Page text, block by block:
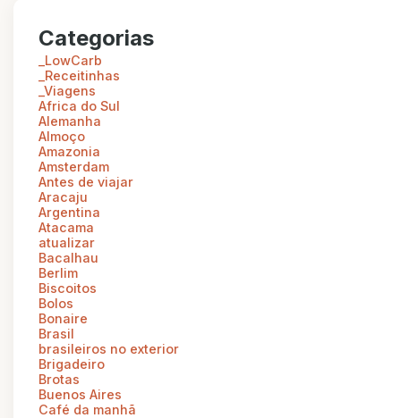
Categorias
_LowCarb
_Receitinhas
_Viagens
Africa do Sul
Alemanha
Almoço
Amazonia
Amsterdam
Antes de viajar
Aracaju
Argentina
Atacama
atualizar
Bacalhau
Berlim
Biscoitos
Bolos
Bonaire
Brasil
brasileiros no exterior
Brigadeiro
Brotas
Buenos Aires
Café da manhã